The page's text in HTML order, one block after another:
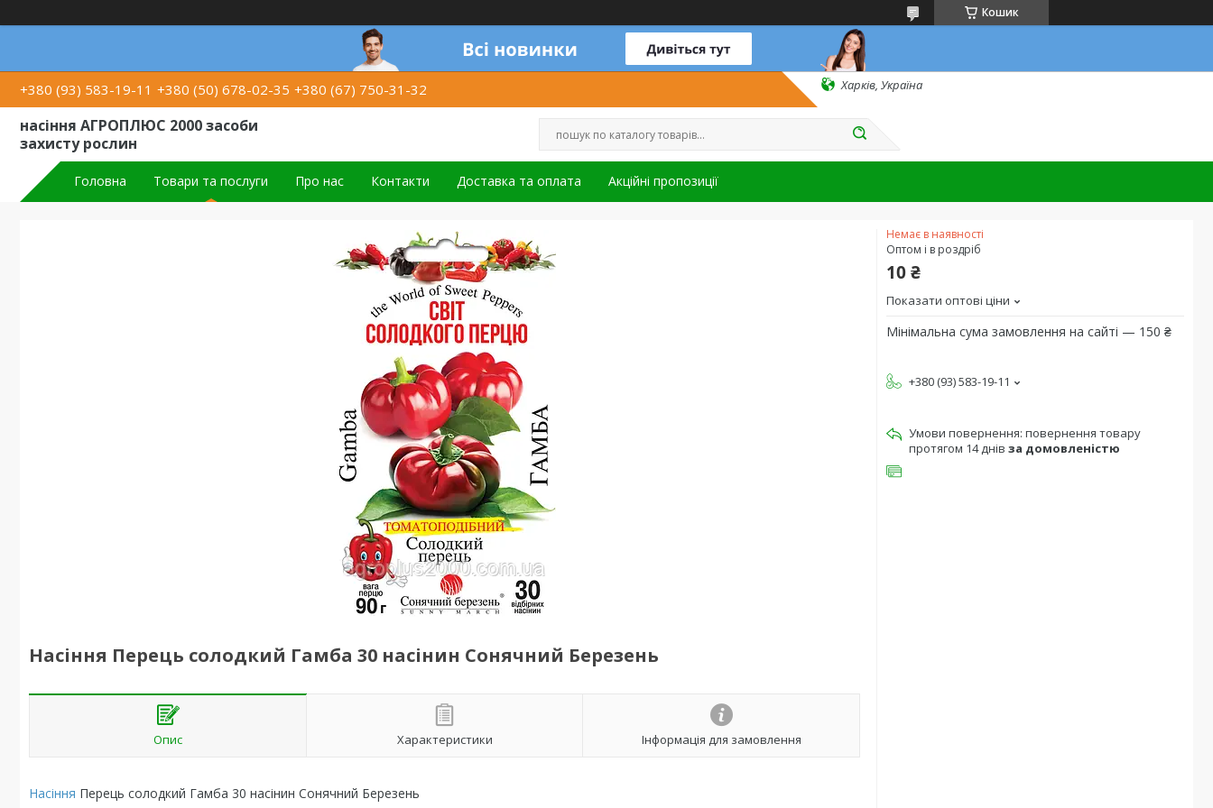
Кошик
+380 (93) 583-19-11 +380 (50) 678-02-35 +380 (67) 750-31-32 Харків, Україна
насіння АГРОПЛЮС 2000 засоби
захисту рослин
Головна Товари та послуги Про нас Контакти Доставка та оплата Акційні пропозиції
Насіння Перець солодкий Гамба 30 насінин Сонячний Березень
Опис Характеристики Інформація для замовлення
Насіння Перець солодкий Гамба 30 насінин Сонячний Березень
Немає в наявності
Оптом і в роздріб
10 ₴
Показати оптові ціни
Мінімальна сума замовлення на сайті — 150 ₴
+380 (93) 583-19-11
повернення товару
протягом 14 днів за домовленістю